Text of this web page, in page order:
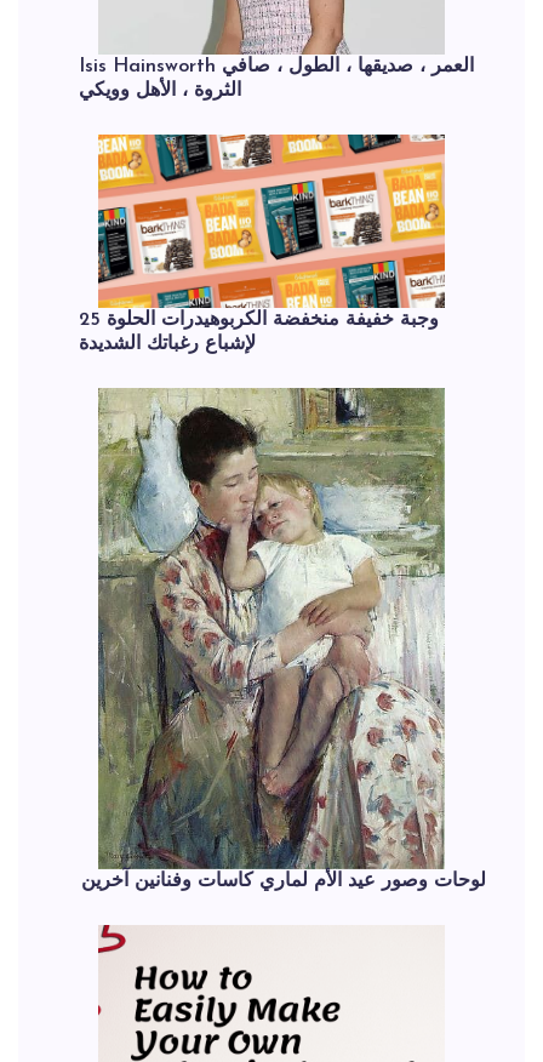
Isis Hainsworth العمر ، صديقها ، الطول ، صافي
الثروة ، الأهل وويكي
25 وجبة خفيفة منخفضة الكربوهيدرات الحلوة
لإشباع رغباتك الشديدة
لوحات وصور عيد الأم لماري كاسات وفنانين آخرين